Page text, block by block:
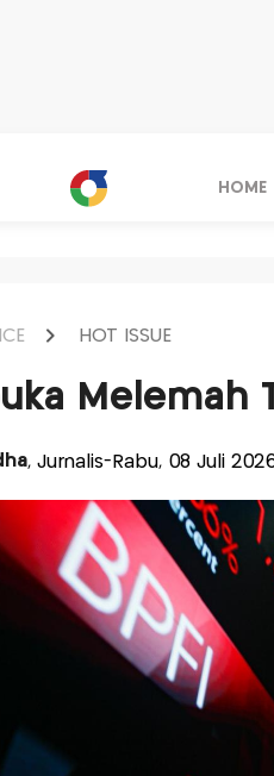
HOME
HOT ISSUE
Melemah
, Jurnalis-Rabu, 08 Juli 2026